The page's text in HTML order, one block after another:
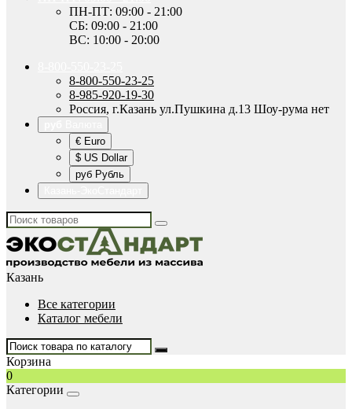
ПН-ПТ: 09:00 - 21:00
СБ: 09:00 - 21:00
ВС: 10:00 - 20:00
8-800-550-23-25
8-985-920-19-30
Россия, г.Казань ул.Пушкина д.13 Шоу-рума нет
€ Euro
$ US Dollar
руб Рубль
Казань
Все категории
Каталог мебели
Корзина
0
Категории